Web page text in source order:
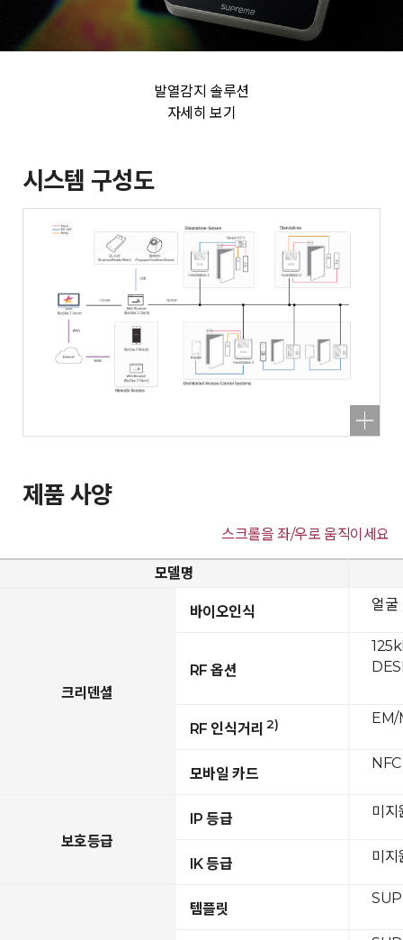
발열감지 솔루션
자세히 보기
시스템 구성도
제품 사양
스크롤을 좌/우로 움직이세요
모델명
크리덴셜
바이오인식
RF 옵션
RF 인식거리 2)
모바일 카드
보호등급
IP 등급
IK 등급
템플릿
얼굴
EM/
NFC
미지
미지